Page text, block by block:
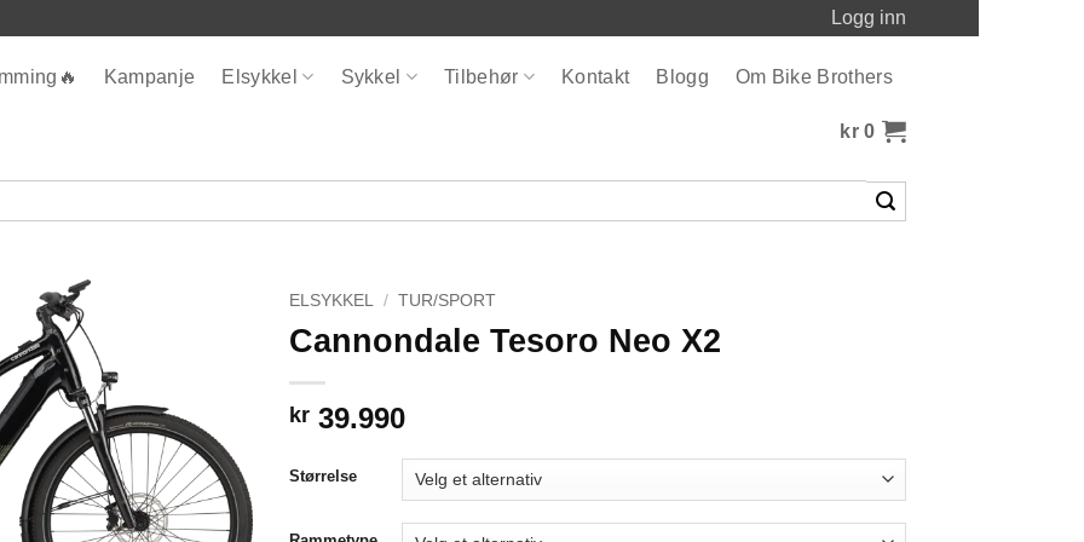
Logg inn
Kampanje Elsykkel Sykkel Tilbehør Kontakt Blogg Om Bike Brothers
kr 0
ELSYKKEL / TUR/SPORT
Cannondale Tesoro Neo X2
kr 39.990
Størrelse